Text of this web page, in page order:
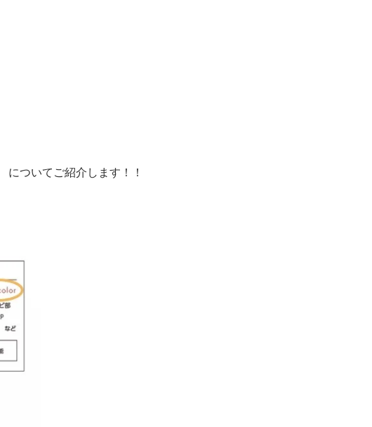
についてご紹介します！！